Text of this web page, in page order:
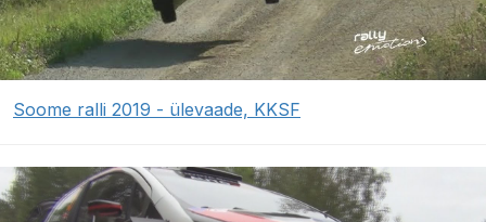
Soome ralli 2019 - ülevaade, KKSF